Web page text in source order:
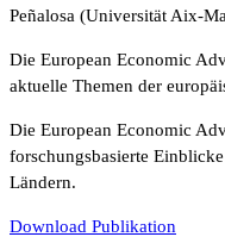
Peñalosa (Universität Aix-
Die European Economic
aktuelle Themen der
Die European Economic
forschungsbasierte
Ländern.
Download Publikation